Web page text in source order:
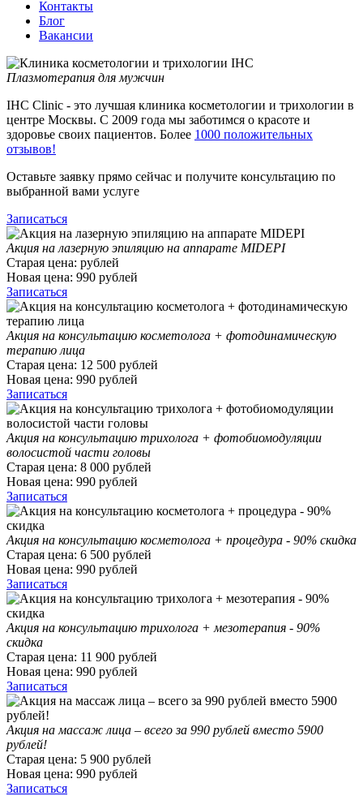
Контакты
Блог
Вакансии
Плазмотерапия для мужчин
IHC Clinic - это лучшая клиника косметологии и трихологии в
центре Москвы. С 2009 года мы заботимся о красоте и
здоровье своих пациентов. Более 1000 положительных
отзывов!
Оставьте заявку прямо сейчас и получите консультацию по
выбранной вами услуге
Записаться
Акция на лазерную эпиляцию на аппарате MIDEPI
Старая цена: рублей
Новая цена: 990 рублей
Записаться
Акция на консультацию косметолога + фотодинамическую
терапию лица
Старая цена: 12 500 рублей
Новая цена: 990 рублей
Записаться
Акция на консультацию трихолога + фотобиомодуляции
волосистой части головы
Старая цена: 8 000 рублей
Новая цена: 990 рублей
Записаться
Акция на консультацию косметолога + процедура - 90% скидка
Старая цена: 6 500 рублей
Новая цена: 990 рублей
Записаться
Акция на консультацию трихолога + мезотерапия - 90%
скидка
Старая цена: 11 900 рублей
Новая цена: 990 рублей
Записаться
Акция на массаж лица – всего за 990 рублей вместо 5900
рублей!
Старая цена: 5 900 рублей
Новая цена: 990 рублей
Записаться